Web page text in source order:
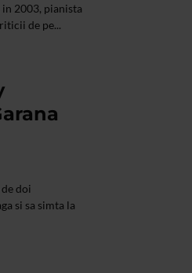
2003, pianista
de pe...
doi
si sa simta la